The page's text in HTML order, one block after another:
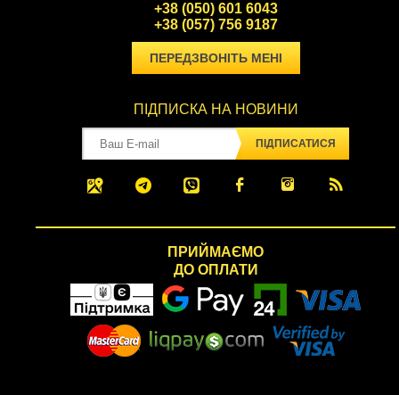
+38 (050) 601 6043
+38 (057) 756 9187
ПЕРЕДЗВОНІТЬ МЕНІ
ПІДПИСКА НА НОВИНИ
ПІДПИСАТИСЯ
ПРИЙМАЄМО
ДО ОПЛАТИ